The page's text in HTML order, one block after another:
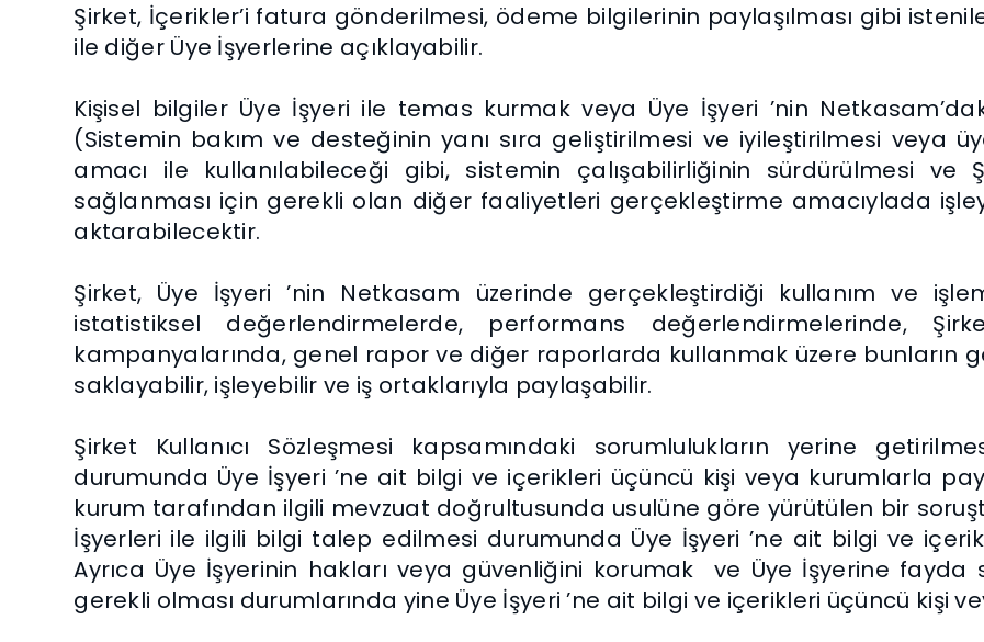
Şirket, İçerikler’i fatura gönderilmesi, ödeme bilgilerinin paylaşılması gibi
ile diğer Üye İşyerlerine açıklayabilir.
Kişisel bilgiler Üye İşyeri ile temas kurmak veya Üye İşyeri ’nin
(Sistemin bakım ve desteğinin yanı sıra geliştirilmesi ve iyileştirilmesi veya
amacı ile kullanılabileceği gibi, sistemin çalışabilirliğinin sürdürülmesi ve
sağlanması için gerekli olan diğer faaliyetleri gerçekleştirme amacıylada
aktarabilecektir.
Şirket, Üye İşyeri ’nin Netkasam üzerinde gerçekleştirdiği kullanım ve
istatistiksel değerlendirmelerde, performans değerlendirmelerinde,
kampanyalarında, genel rapor ve diğer raporlarda kullanmak üzere bunların
saklayabilir, işleyebilir ve iş ortaklarıyla paylaşabilir.
Şirket Kullanıcı Sözleşmesi kapsamındaki sorumlulukların yerine
durumunda Üye İşyeri ’ne ait bilgi ve içerikleri üçüncü kişi veya kurumlarla
kurum tarafından ilgili mevzuat doğrultusunda usulüne göre yürütülen bir
İşyerleri ile ilgili bilgi talep edilmesi durumunda Üye İşyeri ’ne ait bilgi ve
Ayrıca Üye İşyerinin hakları veya güvenliğini korumak ve Üye İşyerine
gerekli olması durumlarında yine Üye İşyeri ’ne ait bilgi ve içerikleri üçüncü kişi